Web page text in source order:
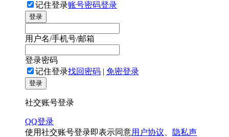
记住登录账号密码登录
登录
用户名/手机号/邮箱
登录密码
记住登录找回密码 | 免密登录
登录
社交账号登录
QQ登录
使用社交账号登录即表示同意用户协议
隐私声